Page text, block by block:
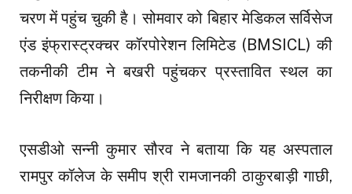
चरण में पहुंच चुकी है। सोमवार को बिहार मेडिकल सर्विसेज
एंड इंफ्रास्ट्रक्चर कॉरपोरेशन लिमिटेड (BMSICL) की
तकनीकी टीम ने बखरी पहुंचकर प्रस्तावित स्थल का
निरीक्षण किया।
एसडीओ सन्नी कुमार सौरव ने बताया कि यह अस्पताल
रामपुर कॉलेज के समीप श्री रामजानकी ठाकुरबाड़ी गाछी,